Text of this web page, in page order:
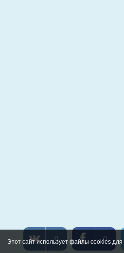
0 0
Этот сайт использует файлы cookies